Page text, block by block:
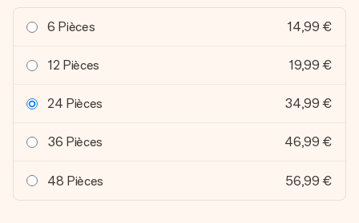
6 Pièces 14,99 €
12 Pièces 19,99 €
24 Pièces 34,99 €
36 Pièces 46,99 €
48 Pièces 56,99 €